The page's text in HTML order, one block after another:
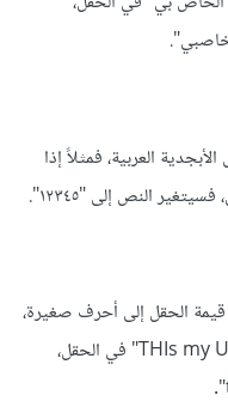
العربية، فمثلاً إذا
الحقل إلى أحرف صغيرة،
وعند قيام المستخدم بإدخال "THIs my Username" في الحقل،